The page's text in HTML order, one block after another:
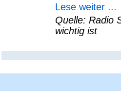
Lese weiter ...
Quelle: Radio
wichtig ist